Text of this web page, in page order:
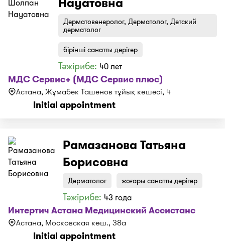
Дерматовенеролог, Дерматолог, Детский
дерматолог
бірінші санатты дәрігер
Тәжірибе: 40 лет
МДС Сервис+ (МДС Сервис плюс)
Астана, Жұмабек Ташенов тұйық көшесі, 4
Initial appointment
Рамазанова Татьяна
Борисовна
Дерматолог жоғары санатты дәрігер
Тәжірибе: 43 года
Интертич Астана Медицинский Ассистанс
Астана, Московская көш., 38а
Initial appointment